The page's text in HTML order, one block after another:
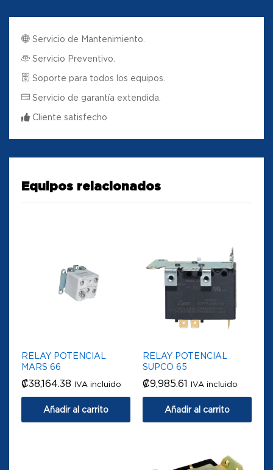
Servicio de Mantenimiento.
Servicio Preventivo.
Soporte para todos los equipos.
Servicio de garantía extendida.
Cliente satisfecho
Equipos relacionados
RELAY POTENCIAL
MARS 66
₡38,164.38 IVA incluido
Añadir al carrito
RELAY POTENCIAL
SUPCO 65
₡9,985.61 IVA incluido
Añadir al carrito